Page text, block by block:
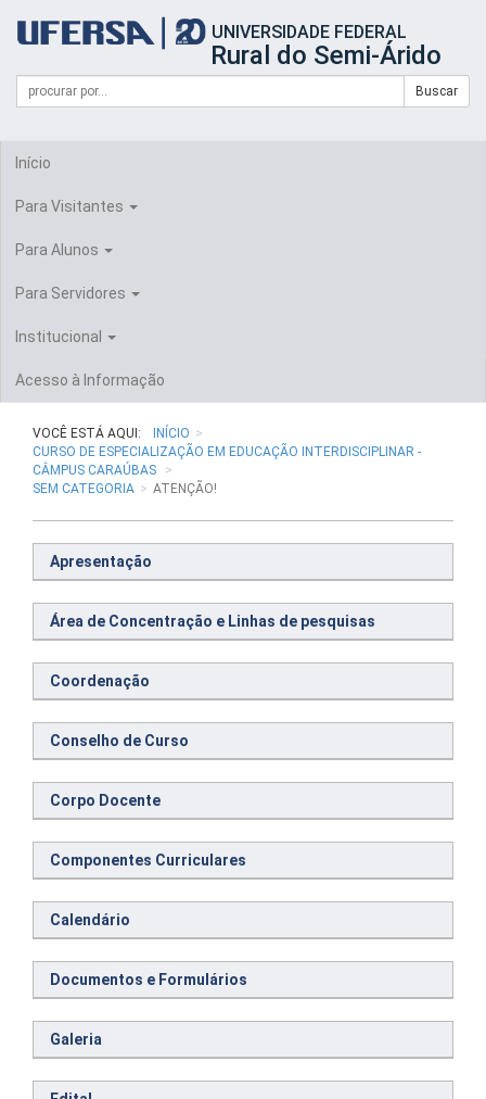
portal
UFERSA
UNIVERSIDADE FEDERAL
Rural do Semi-Árido
Formulário
Busca
Campo
de
Buscar
Início
Para Visitantes
Para Alunos
Para Servidores
Institucional
Acesso à Informação
VOCÊ ESTÁ AQUI:
INÍCIO
CURSO DE ESPECIALIZAÇÃO EM EDUCAÇÃO INTERDISCIPLINAR -
CÂMPUS CARAÚBAS
SEM CATEGORIA
ATENÇÃO!
Apresentação
Área de Concentração e Linhas de pesquisas
Coordenação
Conselho de Curso
Corpo Docente
Componentes Curriculares
Calendário
Documentos e Formulários
Galeria